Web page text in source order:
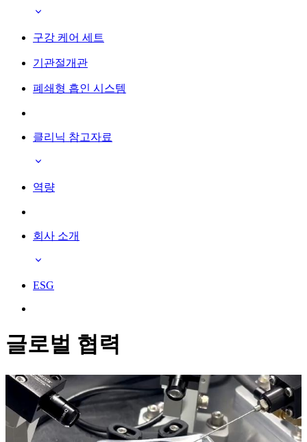
구강 케어 세트
기관절개관
폐쇄형 흡인 시스템
클리닉 참고자료
역량
회사 소개
ESG
글로벌 협력